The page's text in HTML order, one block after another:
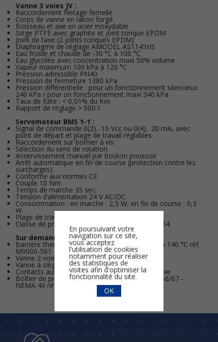
Vanne 3 voies JV :
Raccordement filetage femelle
Corps de vanne en laiton forgé
Boisseau et axe en acier inoxydable
Siège PTFE avec graphite et joint torique EPDM
Joint de l’axe (2 joints toriques EPDM)
Diaphragme de réglage AMODEL AS1145HS
Eau froide et chaude de -30 °C à 100 °C
Eau glycolée avec concentration maxi 50% volume
Vapeur maximum 100 kPa à 120 °C
Pression admissible PN40
Pression de fermeture 1380 kPa
Pression différentielle : pour un fonctionnement silencieux
240 kPa / pour un fonctionnement maxi 340 kPa
Taux de fuite : < 0,01% du Kvs
Rapport de réglage > 500:1
Servomoteur BMS 1-1 :
Signal de commande 0(2)…10 Vcc ou 0(4)…20 mA, avec
point de départ et plage de travail réglables
Raccordement sur bornier à vis
Sélection du sens de rotation
Asservissement manuel par bouton poussoir
Arrêt automatique en fin de course (protection contre les
surcharges)
Conforme aux normes CE
Couple 10 Nm
Temps de marche 35 sec.
Tension d’alimentation 24 V AC/DC
Consommation : en marche : 2,5 W, en fin de course : 0,3
W
Plage de travail ajustable
Classe de protection II, Degré de protection IP54
Sur demande :
Barrière thermique pour eau haute T °C jusqu'à 140 °C réf.
M9000-561
Vanne 2 voies
Vanne à siège
Contacts auxiliaires et potentiomètres de recopie
Boîtier de protection contre les intempéries IP66/67 -
NEMA 4X réf. M9000-342
En poursuivant votre
navigation sur ce site,
vous acceptez
l'utilisation de cookies
notamment pour réaliser
des statistiques de
visites afin d'optimiser la
fonctionnalité du site.
OK